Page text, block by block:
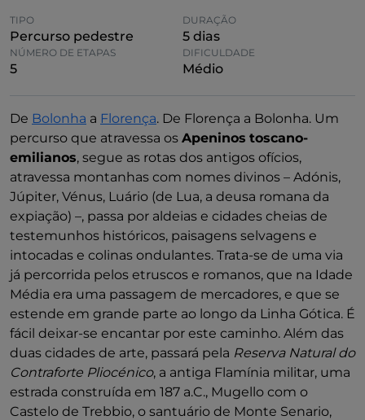
TIPO
Percurso pedestre
DURAÇÃO
5 dias
NÚMERO DE ETAPAS
5
DIFICULDADE
Médio
De Bolonha a Florença. De Florença a Bolonha. Um
percurso que atravessa os Apeninos toscano-
emilianos, segue as rotas dos antigos ofícios,
atravessa montanhas com nomes divinos – Adónis,
Júpiter, Vénus, Luário (de Lua, a deusa romana da
expiação) –, passa por aldeias e cidades cheias de
testemunhos históricos, paisagens selvagens e
intocadas e colinas ondulantes. Trata-se de uma via
já percorrida pelos etruscos e romanos, que na Idade
Média era uma passagem de mercadores, e que se
estende em grande parte ao longo da Linha Gótica. É
fácil deixar-se encantar por este caminho. Além das
duas cidades de arte, passará pela Reserva Natural do
Contraforte Pliocénico, a antiga Flamínia militar, uma
estrada construída em 187 a.C., Mugello com o
Castelo de Trebbio, o santuário de Monte Senario,